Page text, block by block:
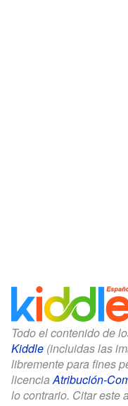
Todo el contenido de
Kiddle (incluidas las
libremente para fines
licenciaAtribución-
lo contrario. Citar este